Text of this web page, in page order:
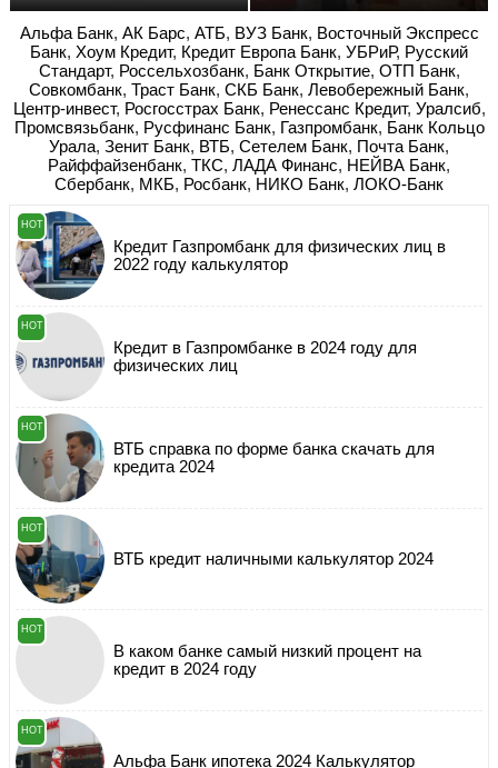
Альфа Банк, АК Барс, АТБ, ВУЗ Банк, Восточный Экспресс
Банк, Хоум Кредит, Кредит Европа Банк, УБРиР, Русский
Стандарт, Россельхозбанк, Банк Открытие, ОТП Банк,
Совкомбанк, Траст Банк, СКБ Банк, Левобережный Банк,
Центр-инвест, Росгосстрах Банк, Ренессанс Кредит, Уралсиб,
Промсвязьбанк, Русфинанс Банк, Газпромбанк, Банк Кольцо
Урала, Зенит Банк, ВТБ, Сетелем Банк, Почта Банк,
Райффайзенбанк, ТКС, ЛАДА Финанс, НЕЙВА Банк,
Сбербанк, МКБ, Росбанк, НИКО Банк, ЛОКО-Банк
HOT
Кредит Газпромбанк для физических лиц в
2022 году калькулятор
HOT
Кредит в Газпромбанке в 2024 году для
физических лиц
HOT
ВТБ справка по форме банка скачать для
кредита 2024
HOT
ВТБ кредит наличными калькулятор 2024
HOT
В каком банке самый низкий процент на
кредит в 2024 году
HOT
Альфа Банк ипотека 2024 Калькулятор